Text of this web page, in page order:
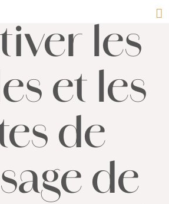
les
et les
de
de